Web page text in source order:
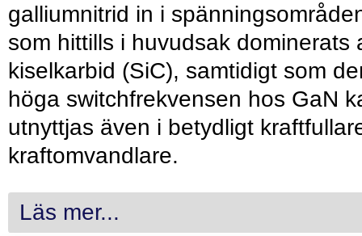
galliumnitrid in i
som hittills i huvudsak dominerats
kiselkarbid (SiC), samtidigt som
höga switchfrekvensen hos GaN
utnyttjas även i betydligt
kraftomvandlare.
Läs mer...